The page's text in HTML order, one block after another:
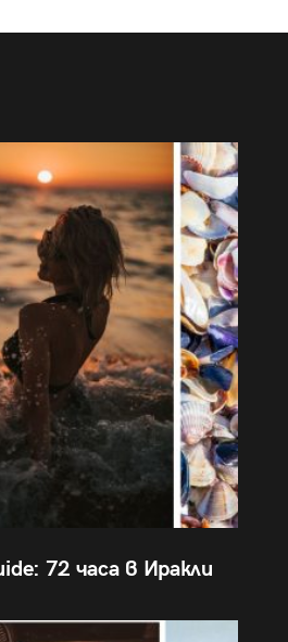
72 часа в Иракли